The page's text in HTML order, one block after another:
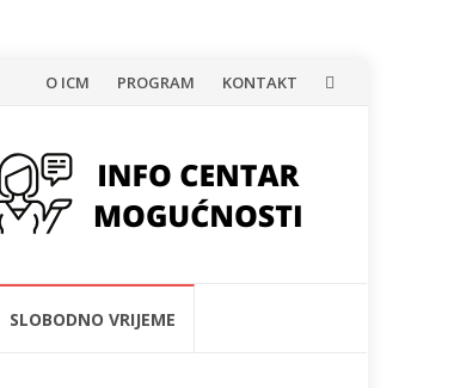
Skip
content
O ICM PROGRAM KONTAKT
SLOBODNO VRIJEME